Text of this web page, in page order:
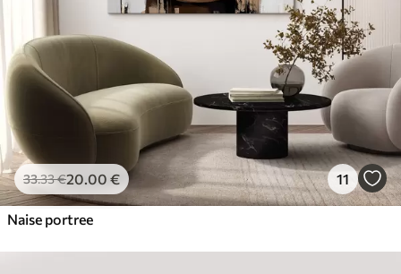
33.33€20.00 € 11
Naise portree